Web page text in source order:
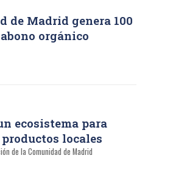
de Madrid genera 100
orgánico
ecosistema para
locales
de la Comunidad de Madrid